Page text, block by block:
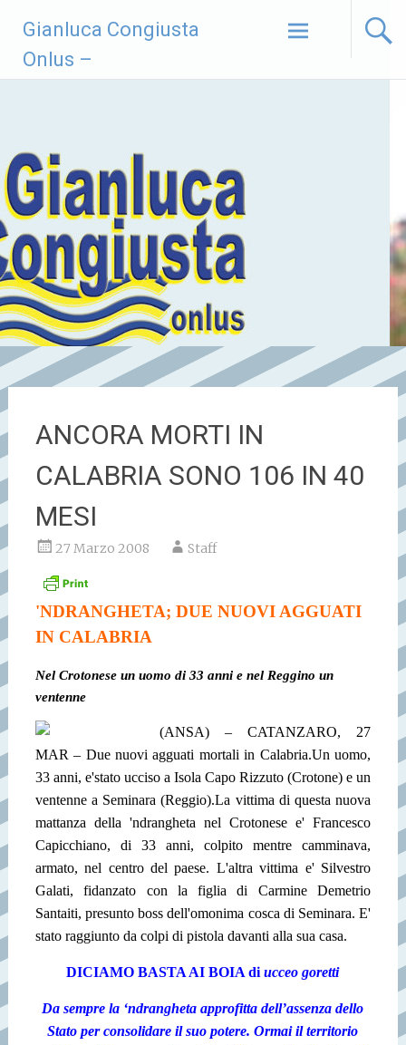
contenuto
Gianluca Congiusta
Onlus –
ANCORA MORTI IN
CALABRIA SONO 106 IN 40
MESI
27 Marzo 2008 Staff
'NDRANGHETA; DUE NUOVI AGGUATI
IN CALABRIA
Nel Crotonese un uomo di 33 anni e nel Reggino un
ventenne
(ANSA) – CATANZARO, 27
MAR – Due nuovi agguati mortali in Calabria.Un uomo,
33 anni, e'stato ucciso a Isola Capo Rizzuto (Crotone) e un
ventenne a Seminara (Reggio).La vittima di questa nuova
mattanza della 'ndrangheta nel Crotonese e' Francesco
Capicchiano, di 33 anni, colpito mentre camminava,
armato, nel centro del paese. L'altra vittima e' Silvestro
Galati, fidanzato con la figlia di Carmine Demetrio
Santaiti, presunto boss dell'omonima cosca di Seminara. E'
stato raggiunto da colpi di pistola davanti alla sua casa.
DICIAMO BASTA AI BOIA diucceo goretti
Da sempre la ‘ndrangheta approfitta dell’assenza dello
Stato per consolidare il suo potere. Ormai il territorio